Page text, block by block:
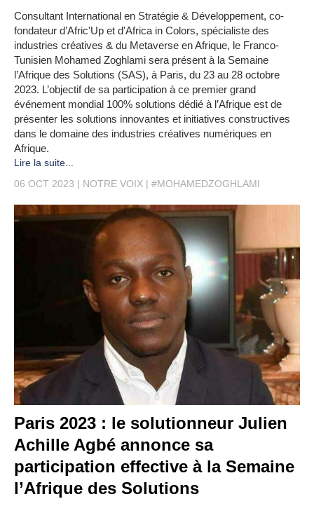
Consultant International en Stratégie & Développement, co-
fondateur d’Afric'Up et d'Africa in Colors, spécialiste des
industries créatives & du Metaverse en Afrique, le Franco-
Tunisien Mohamed Zoghlami sera présent à la Semaine
l’Afrique des Solutions (SAS), à Paris, du 23 au 28 octobre
2023. L’objectif de sa participation à ce premier grand
événement mondial 100% solutions dédié à l’Afrique est de
présenter les solutions innovantes et initiatives constructives
dans le domaine des industries créatives numériques en
Afrique.
Lire la suite...
06 OCT 2023
NOTRE VOIX #MOHAMEDZOGHLAMI
Paris 2023 : le solutionneur Julien
Achille Agbé annonce sa
participation effective à la Semaine
l’Afrique des Solutions